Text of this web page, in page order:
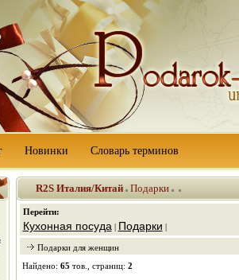
Новинки Словарь терминов
R2S Италия/Китай Подарки
Перейти:
Кухонная посуда | Подарки |
Подарки для женщин
Найдено: 65 тов., страниц: 2